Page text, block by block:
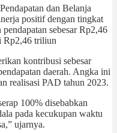
dan Belanja
positif dengan tingkat
sebesar Rp2,46
Rp2,46 triliun
kontribusi sebesar
daerah. Angka ini
realisasi PAD tahun 2023.
100% disebabkan
pada kecukupan waktu
ujarnya.